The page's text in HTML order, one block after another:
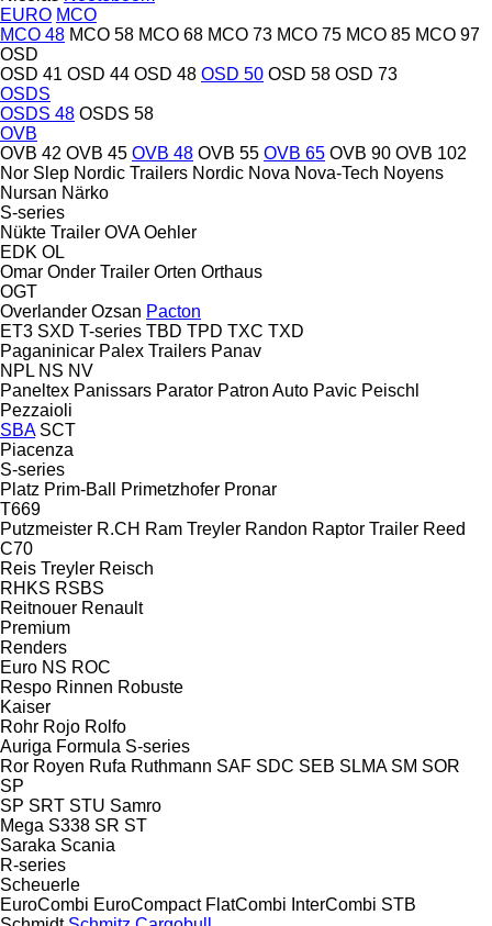
EURO MCO
MCO 48 MCO 58 MCO 68 MCO 73 MCO 75 MCO 85 MCO 97
OSD
OSD 41 OSD 44 OSD 48 OSD 50 OSD 58 OSD 73
OSDS
OSDS 48 OSDS 58
OVB
OVB 42 OVB 45 OVB 48 OVB 55 OVB 65 OVB 90 OVB 102
Nor Slep Nordic Trailers Nordic Nova Nova-Tech Noyens
Nursan Närko
S-series
Nükte Trailer OVA Oehler
EDK OL
Omar Onder Trailer Orten Orthaus
OGT
Overlander Ozsan Pacton
ET3 SXD T-series TBD TPD TXC TXD
Paganinicar Palex Trailers Panav
NPL NS NV
Paneltex Panissars Parator Patron Auto Pavic Peischl
Pezzaioli
SBA SCT
Piacenza
S-series
Platz Prim-Ball Primetzhofer Pronar
T669
Putzmeister R.CH Ram Treyler Randon Raptor Trailer Reed
C70
Reis Treyler Reisch
RHKS RSBS
Reitnouer Renault
Premium
Renders
Euro NS ROC
Respo Rinnen Robuste
Kaiser
Rohr Rojo Rolfo
Auriga Formula S-series
Ror Royen Rufa Ruthmann SAF SDC SEB SLMA SM SOR
SP
SP SRT STU Samro
Mega S338 SR ST
Saraka Scania
R-series
Scheuerle
EuroCombi EuroCompact FlatCombi InterCombi STB